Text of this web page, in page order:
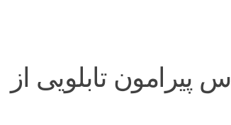
پیرامون تابلویی از